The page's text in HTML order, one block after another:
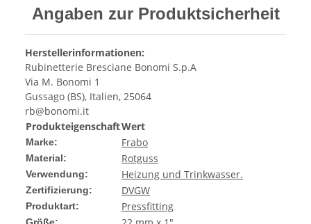
Angaben zur Produktsicherheit
Herstellerinformationen:
Rubinetterie Bresciane Bonomi S.p.A
Via M. Bonomi 1
Gussago (BS), Italien, 25064
rb@bonomi.it
ProdukteigenschaftWert
Marke: Frabo
Material: Rotguss
Verwendung: Heizung und Trinkwasser.
Zertifizierung: DVGW
Produktart: Pressfitting